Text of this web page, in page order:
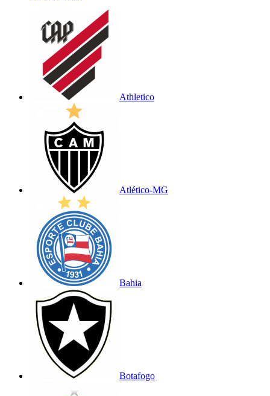
Athletico
Atlético-MG
Bahia
Botafogo